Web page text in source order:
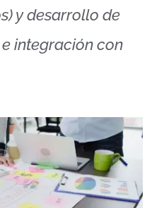
y desarrollo de
integración con